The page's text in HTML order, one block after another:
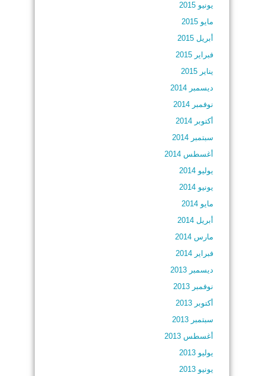
يونيو 2015
مايو 2015
أبريل 2015
فبراير 2015
يناير 2015
ديسمبر 2014
نوفمبر 2014
أكتوبر 2014
سبتمبر 2014
أغسطس 2014
يوليو 2014
يونيو 2014
مايو 2014
أبريل 2014
مارس 2014
فبراير 2014
ديسمبر 2013
نوفمبر 2013
أكتوبر 2013
سبتمبر 2013
أغسطس 2013
يوليو 2013
يونيو 2013